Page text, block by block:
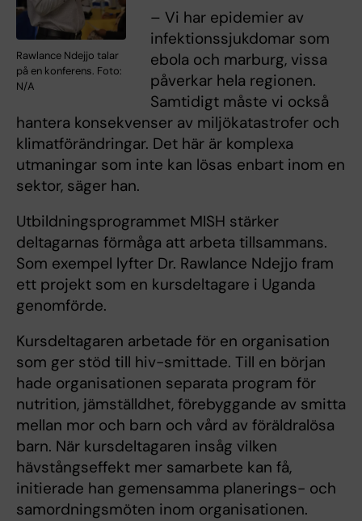
Rawlance Ndejjo talar
på en konferens. Foto:
N/A
– Vi har epidemier av
infektionssjukdomar som
ebola och marburg, vissa
påverkar hela regionen.
Samtidigt måste vi också
hantera konsekvenser av miljökatastrofer och
klimatförändringar. Det här är komplexa
utmaningar som inte kan lösas enbart inom en
sektor, säger han.
Utbildningsprogrammet MISH stärker
deltagarnas förmåga att arbeta tillsammans.
Som exempel lyfter Dr. Rawlance Ndejjo fram
ett projekt som en kursdeltagare i Uganda
genomförde.
Kursdeltagaren arbetade för en organisation
som ger stöd till hiv-smittade. Till en början
hade organisationen separata program för
nutrition, jämställdhet, förebyggande av smitta
mellan mor och barn och vård av föräldralösa
barn. När kursdeltagaren insåg vilken
hävstångseffekt mer samarbete kan få,
initierade han gemensamma planerings- och
samordningsmöten inom organisationen.